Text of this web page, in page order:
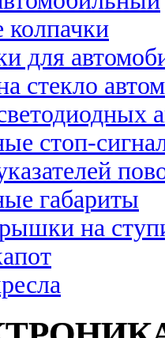
колпачки
для
стекло
стоп-
габариты
на